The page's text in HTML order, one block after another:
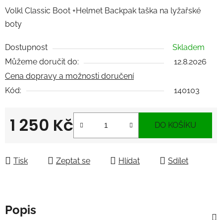
Volkl Classic Boot +Helmet Backpak taška na lyžařské
boty
Dostupnost
Skladem
Můžeme doručit do:
12.8.2026
Cena dopravy a možnosti doručení
Kód:
140103
1 250 Kč DO KOŠÍKU
Tisk Zeptat se Hlídat Sdílet
Popis